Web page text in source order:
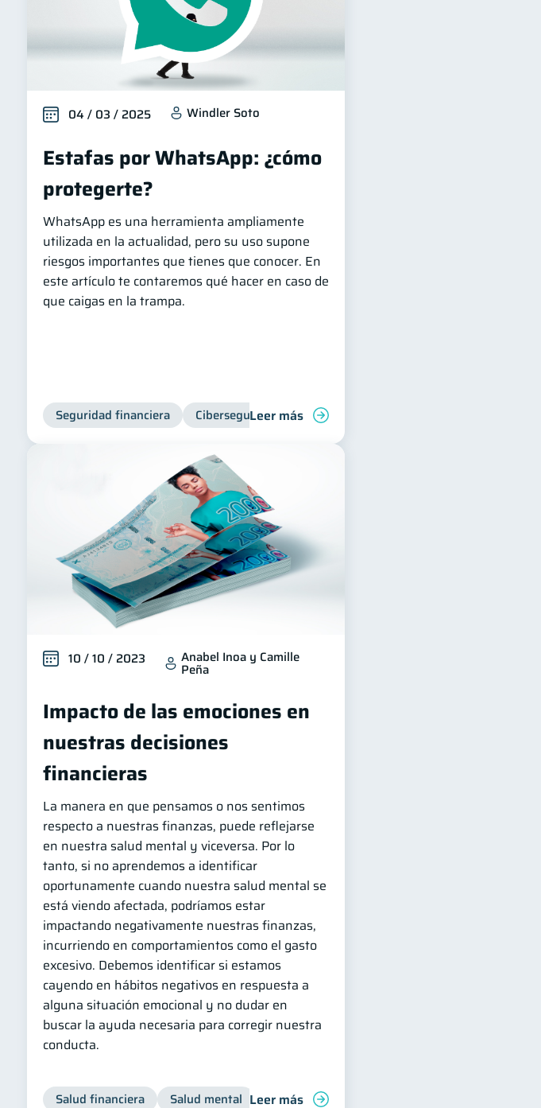
04 / 03 / 2025 Windler Soto
Estafas por WhatsApp: ¿cómo
protegerte?
WhatsApp es una herramienta ampliamente
utilizada en la actualidad, pero su uso supone
riesgos importantes que tienes que conocer. En
este artículo te contaremos qué hacer en caso de
que caigas en la trampa.
Seguridad financiera CiberseguridadLeer más
10 / 10 / 2023 Anabel Inoa y Camille
Peña
Impacto de las emociones en
nuestras decisiones
financieras
La manera en que pensamos o nos sentimos
respecto a nuestras finanzas, puede reflejarse
en nuestra salud mental y viceversa. Por lo
tanto, si no aprendemos a identificar
oportunamente cuando nuestra salud mental se
está viendo afectada, podríamos estar
impactando negativamente nuestras finanzas,
incurriendo en comportamientos como el gasto
excesivo. Debemos identificar si estamos
cayendo en hábitos negativos en respuesta a
alguna situación emocional y no dudar en
buscar la ayuda necesaria para corregir nuestra
conducta.
Salud financiera Salud mental Inclusión financiera
Leer más